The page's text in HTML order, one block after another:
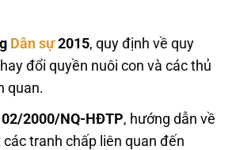
Dân sự2015, quy định về quy
đổi quyền nuôi con và các thủ
quan.
2000/NQ-HĐTP, hướng dẫn về
tranh chấp liên quan đến